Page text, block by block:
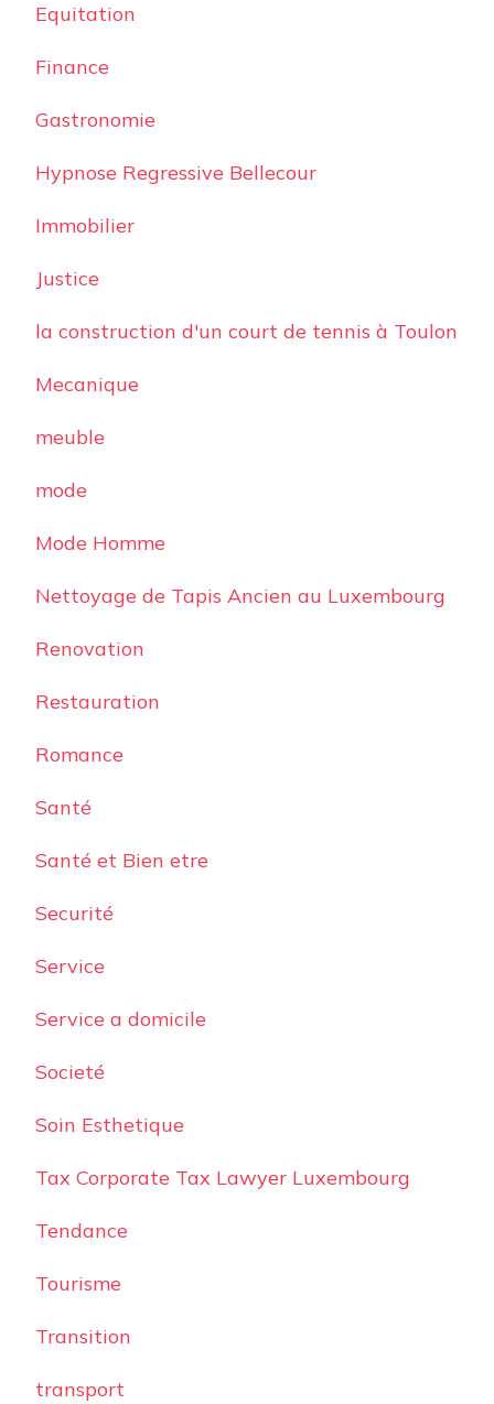
Equitation
Finance
Gastronomie
Hypnose Regressive Bellecour
Immobilier
Justice
la construction d'un court de tennis à Toulon
Mecanique
meuble
mode
Mode Homme
Nettoyage de Tapis Ancien au Luxembourg
Renovation
Restauration
Romance
Santé
Santé et Bien etre
Securité
Service
Service a domicile
Societé
Soin Esthetique
Tax Corporate Tax Lawyer Luxembourg
Tendance
Tourisme
Transition
transport